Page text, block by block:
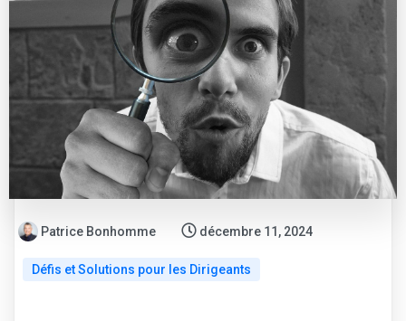
Patrice Bonhomme décembre 11, 2024
Défis et Solutions pour les Dirigeants